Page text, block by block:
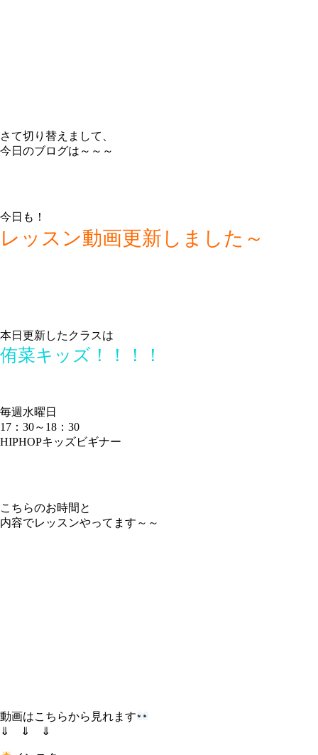
さて切り替えまして、
今日のブログは～～～
今日も！
レッスン動画更新しました～
本日更新したクラスは
侑菜キッズ！！！！
毎週水曜日
17：30～18：30
HIPHOPキッズビギナー
こちらのお時間と
内容でレッスンやってます～～
動画はこちらから見れます
⇓ ⇓ ⇓